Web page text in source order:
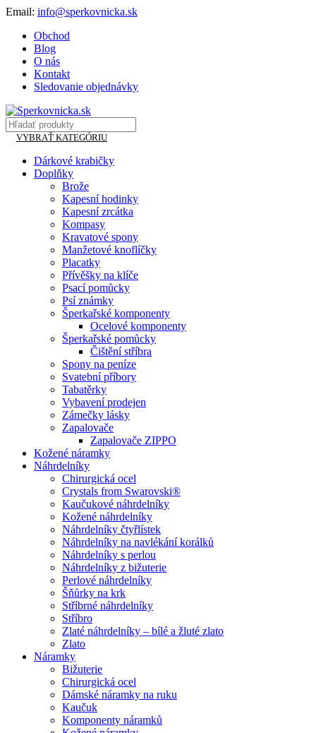
Email: info@sperkovnicka.sk
Obchod
Blog
O nás
Kontakt
Sledovanie objednávky
VYBRAŤ KATEGÓRIU
Dárkové krabičky
Doplňky
Brože
Kapesní hodinky
Kapesní zrcátka
Kompasy
Kravatové spony
Manžetové knoflíčky
Placatky
Přívěšky na klíče
Psací pomůcky
Psí známky
Šperkařské komponenty
Ocelové komponenty
Šperkařské pomůcky
Čištění stříbra
Spony na peníze
Svatební příbory
Tabatěrky
Vybavení prodejen
Zámečky lásky
Zapalovače
Zapalovače ZIPPO
Kožené náramky
Náhrdelníky
Chirurgická ocel
Crystals from Swarovski®
Kaučukové náhrdelníky
Kožené náhrdelníky
Náhrdelníky čtyřlístek
Náhrdelníky na navlékání korálků
Náhrdelníky s perlou
Náhrdelníky z bižuterie
Perlové náhrdelníky
Šňůrky na krk
Stříbrné náhrdelníky
Stříbro
Zlaté náhrdelníky – bílé a žluté zlato
Zlato
Náramky
Bižuterie
Chirurgická ocel
Dámské náramky na ruku
Kaučuk
Komponenty náramků